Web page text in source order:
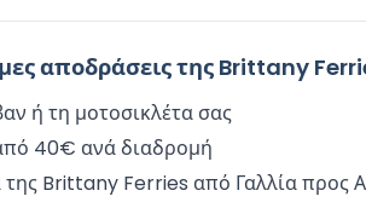
αποδράσεις της Brittany
ή τη μοτοσικλέτα σας
από 40€ ανά διαδρομή
Brittany Ferries από Γαλλία προς